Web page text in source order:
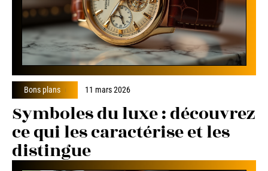
Bons plans 11 mars 2026
Symboles du luxe : découvrez
ce qui les caractérise et les
distingue